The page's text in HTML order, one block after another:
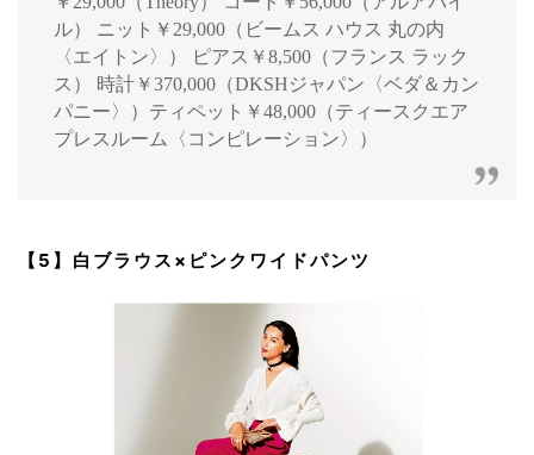
ル） ニット￥29,000（ビームス ハウス 丸の内
〈エイトン〉） ピアス￥8,500（フランス ラック
ス） 時計￥370,000（DKSHジャパン〈ベダ＆カン
パニー〉）ティペット￥48,000（ティースクエア
プレスルーム〈コンピレーション〉）
【5】白ブラウス×ピンクワイドパンツ